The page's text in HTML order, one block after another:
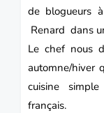
de blogueurs
Renard dans
Le chef nous
automne/hiver
cuisine
français.